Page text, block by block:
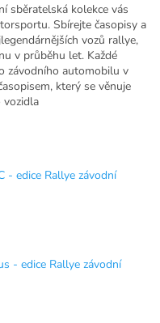
sběratelská kolekce vás
Sbírejte časopisy a
vozů rallye,
v průběhu let. Každé
závodního automobilu v
který se věnuje
vozidla
- edice Rallye závodní
- edice Rallye závodní